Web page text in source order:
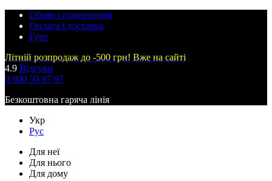
Обмін і повернення
Оплата і доставка
Гурт
Літній розпродаж до -500 грн! Вже на сайті
4.9 Відгуки
0 800 50 97 97
Безкоштовна гаряча лінія
Укр
Рус
Для неї
Для нього
Для дому